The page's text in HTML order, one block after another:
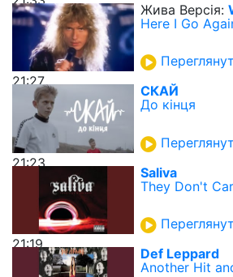
21:27
Жива Версія:
Here I Go
21:23
СКАЙ
До кінця
21:19
Saliva
They Don't
Def Leppard
Another Hit